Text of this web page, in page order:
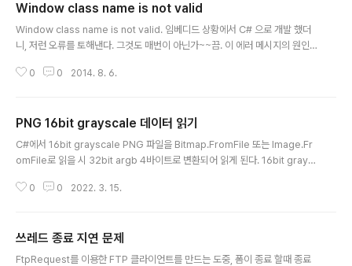
Window class name is not valid
Window class name is not valid. 임베디드 상황에서 C# 으로 개발 했더
니, 저런 오류를 토해낸다. 그것도 매번이 아닌가~~끔. 이 에러 메시지의 원인
mctl32.dll 과 관련이 있을지도..) 원인은 글쎄 못 찾겠다..
0 0 2014. 8. 6.
PNG 16bit grayscale 데이터 읽기
C#에서 16bit grayscale PNG 파일을 Bitmap.FromFile 또는 Image.Fr
omFile로 읽을 시 32bit argb 4바이트로 변환되어 읽게 된다. 16bit gray
ce = new FileStream(path, FileMode.Open, FileAccess.Read, File
Format, BitmapCacheOption.Default); BitmapSource bitmapSourc
e = dec..
0 0 2022. 3. 15.
쓰레드 종료 지연 문제
FtpRequest를 이용한 FTP 클라이언트를 만드는 도중, 폼이 종료 할때 종료